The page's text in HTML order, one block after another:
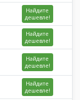
Найдите
дешевле!
Найдите
дешевле!
Найдите
дешевле!
Найдите
дешевле!